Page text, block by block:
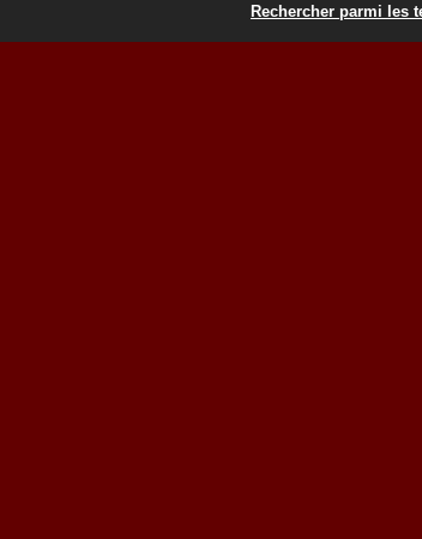
Rechercher parmi les